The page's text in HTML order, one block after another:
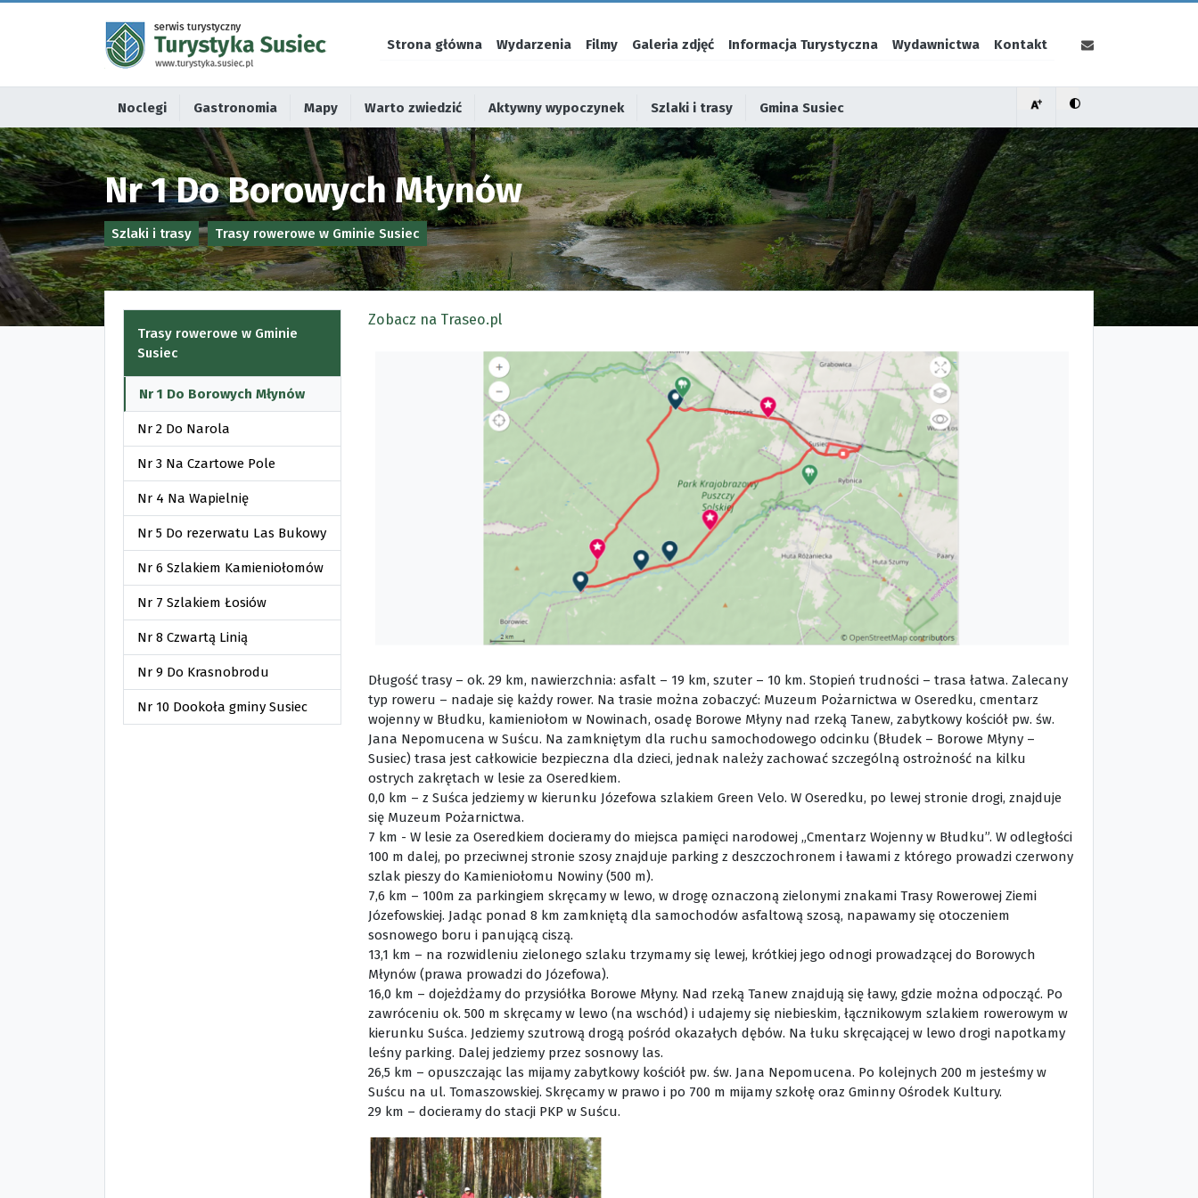
Strona główna Wydarzenia Filmy Galeria zdjęć Informacja Turystyczna Wydawnictwa Kontakt
Noclegi Gastronomia Mapy Warto zwiedzić Aktywny wypoczynek Szlaki i trasy Gmina Susiec
Nr 1 Do Borowych Młynów
Szlaki i trasy Trasy rowerowe w Gminie Susiec
Trasy rowerowe w Gminie
Susiec
Nr 1 Do Borowych Młynów
Nr 2 Do Narola
Nr 3 Na Czartowe Pole
Nr 4 Na Wapielnię
Nr 5 Do rezerwatu Las Bukowy
Nr 6 Szlakiem Kamieniołomów
Nr 7 Szlakiem Łosiów
Nr 8 Czwartą Linią
Nr 9 Do Krasnobrodu
Nr 10 Dookoła gminy Susiec
Zobacz na Traseo.pl
Długość trasy – ok. 29 km, nawierzchnia: asfalt – 19 km, szuter – 10 km. Stopień trudności – trasa łatwa. Zalecany
typ roweru – nadaje się każdy rower. Na trasie można zobaczyć: Muzeum Pożarnictwa w Oseredku, cmentarz
wojenny w Błudku, kamieniołom w Nowinach, osadę Borowe Młyny nad rzeką Tanew, zabytkowy kościół pw. św.
Jana Nepomucena w Suścu. Na zamkniętym dla ruchu samochodowego odcinku (Błudek – Borowe Młyny –
Susiec) trasa jest całkowicie bezpieczna dla dzieci, jednak należy zachować szczególną ostrożność na kilku
ostrych zakrętach w lesie za Oseredkiem.
0,0 km – z Suśca jedziemy w kierunku Józefowa szlakiem Green Velo. W Oseredku, po lewej stronie drogi, znajduje
się Muzeum Pożarnictwa.
7 km - W lesie za Oseredkiem docieramy do miejsca pamięci narodowej „Cmentarz Wojenny w Błudku”. W odległości
100 m dalej, po przeciwnej stronie szosy znajduje parking z deszczochronem i ławami z którego prowadzi czerwony
szlak pieszy do Kamieniołomu Nowiny (500 m).
7,6 km – 100m za parkingiem skręcamy w lewo, w drogę oznaczoną zielonymi znakami Trasy Rowerowej Ziemi
Józefowskiej. Jadąc ponad 8 km zamkniętą dla samochodów asfaltową szosą, napawamy się otoczeniem
sosnowego boru i panującą ciszą.
13,1 km – na rozwidleniu zielonego szlaku trzymamy się lewej, krótkiej jego odnogi prowadzącej do Borowych
Młynów (prawa prowadzi do Józefowa).
16,0 km – dojeżdżamy do przysiółka Borowe Młyny. Nad rzeką Tanew znajdują się ławy, gdzie można odpocząć. Po
zawróceniu ok. 500 m skręcamy w lewo (na wschód) i udajemy się niebieskim, łącznikowym szlakiem rowerowym w
kierunku Suśca. Jedziemy szutrową drogą pośród okazałych dębów. Na łuku skręcającej w lewo drogi napotkamy
leśny parking. Dalej jedziemy przez sosnowy las.
26,5 km – opuszczając las mijamy zabytkowy kościół pw. św. Jana Nepomucena. Po kolejnych 200 m jesteśmy w
Suścu na ul. Tomaszowskiej. Skręcamy w prawo i po 700 m mijamy szkołę oraz Gminny Ośrodek Kultury.
29 km – docieramy do stacji PKP w Suścu.